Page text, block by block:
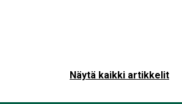
Näytä kaikki artikkelit